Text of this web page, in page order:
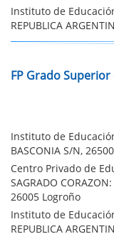
Instituto de
REPUBLICA
FP Grado
Instituto de
BASCONIA S/N,
Centro Privado de
SAGRADO
26005 Logroño
Instituto de
REPUBLICA